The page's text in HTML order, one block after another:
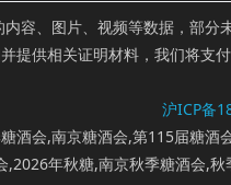
内容、图片、视频等数据，部分
提供相关证明材料，我们将支
沪ICP备
酒会,南京糖酒会,第115届糖
,2026年秋糖,南京秋季糖酒会,